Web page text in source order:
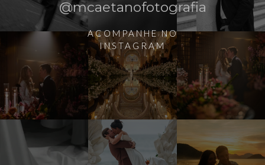
@mcaetanofotografia
ACOMPANHE NO
INSTAGRAM